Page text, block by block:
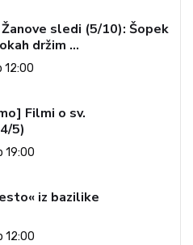
Žanove sledi (5/10): Šopek
držim …
12:00
Filmi o sv.
5)
19:00
iz bazilike
12:00